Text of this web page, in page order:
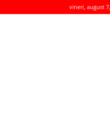
vineri, august